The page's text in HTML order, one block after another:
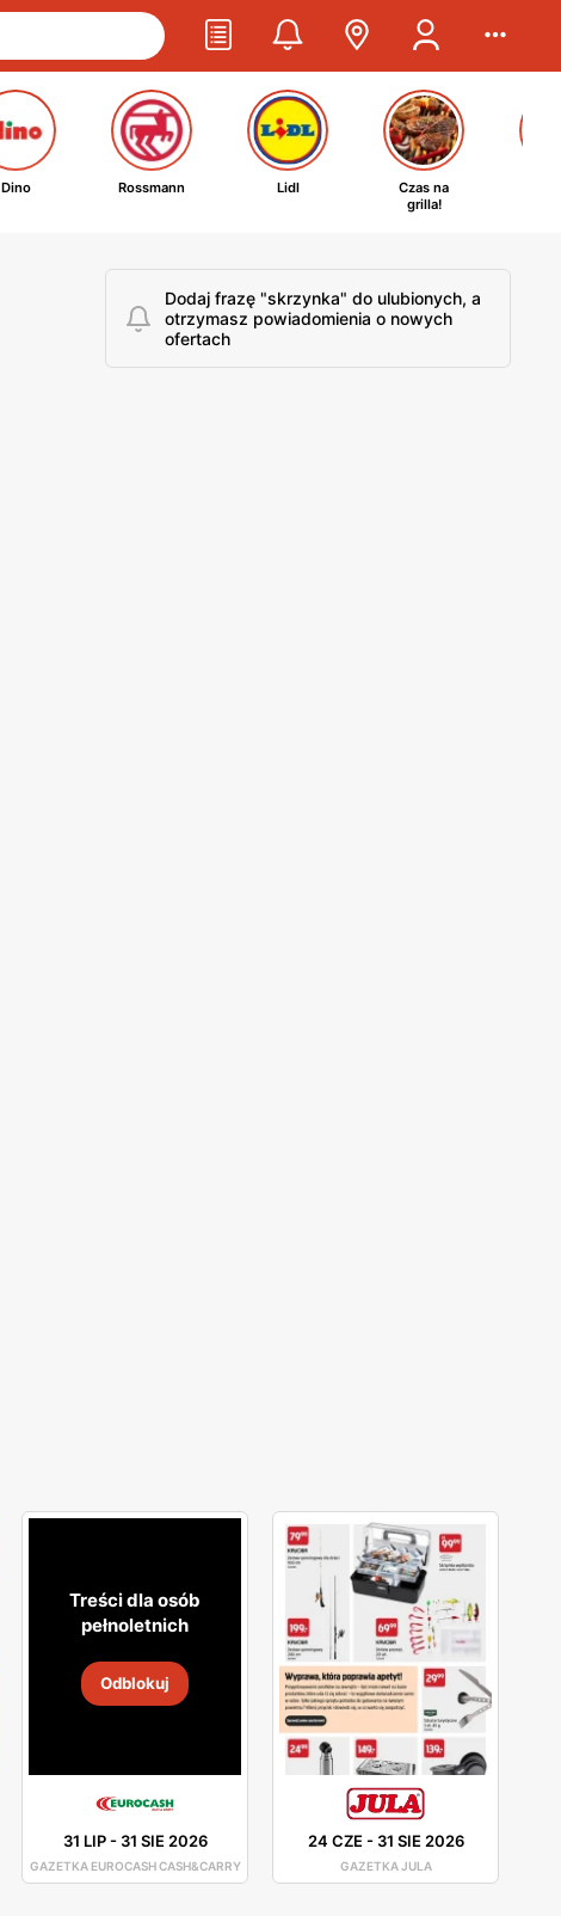
Dino Rossmann Lidl
Czas na
grilla!
Dodaj frazę "skrzynka" do ulubionych, a
otrzymasz powiadomienia o nowych
ofertach
Treści dla osób
pełnoletnich
Odblokuj
31 LIP- 31 SIE 2026
GAZETKA EUROCASH CASH&CARRY
24 CZE - 31 SIE 2026
GAZETKA JULA